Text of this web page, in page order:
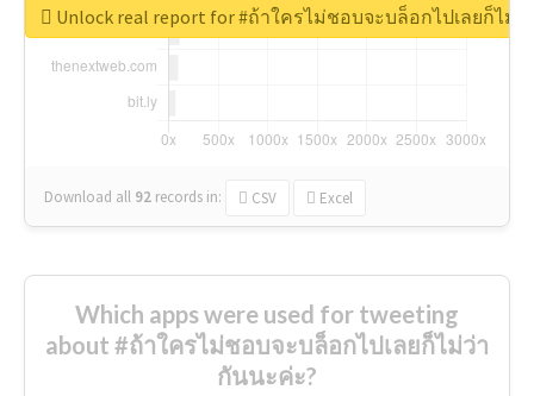
Download all 92 records in: CSV Excel
Unlock real report for #ถ้าใครไม่ชอบจะบล็อกไปเลยก็ไม่
Which apps were used for tweeting
about #ถ้าใครไม่ชอบจะบล็อกไปเลยก็ไม่ว่า
กันนะค่ะ?